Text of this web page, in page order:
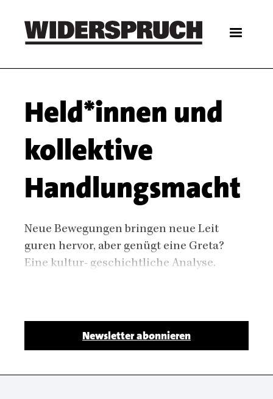
content
navigation
Held*innen und
kollektive
Handlungsmacht
Body
Neue Bewegungen bringen neue Leit
guren hervor, aber genügt eine Greta?
Eine kultur- geschichtliche Analyse.
Newsletter abonnieren